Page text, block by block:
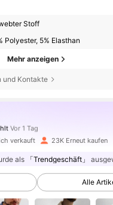
Stoff
Polyester, 5% Elasthan
Mehr anzeigen
und Kontakte
1 Stundengefolgt
verkauft 23K Erneut kaufen
als 「Trendgeschäft」
Alle